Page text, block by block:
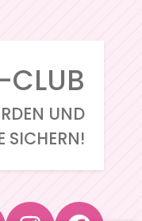
CLUB
UND
SICHERN!